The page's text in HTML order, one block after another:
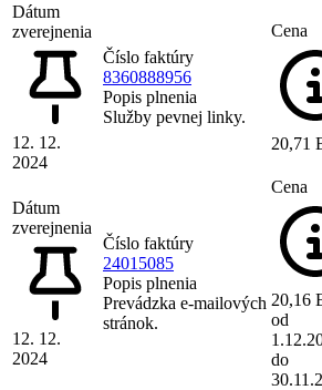
Dátum
zverejnenia
12. 12.
2024
Číslo faktúry
8360888956
Popis plnenia
Služby pevnej linky.
Cena
20,71
Dátum
zverejnenia
12. 12.
2024
Číslo faktúry
24015085
Popis plnenia
Prevádzka e-mailových
stránok.
Cena
20,16
od
do